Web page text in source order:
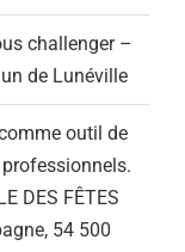
challenger –
de Lunéville
outil de
DES FÊTES
54 500